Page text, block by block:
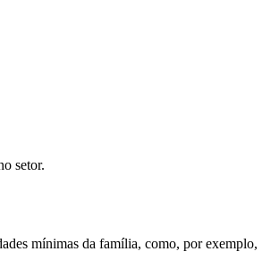
setor.
mínimas da família, como, por exemplo,